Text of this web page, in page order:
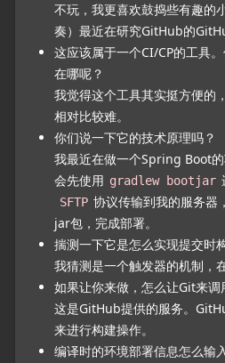
不玩，我更喜欢鼓捣些有趣的
奏）最近在研究GitHub的
这应该属于一个CI/CP的工具
在哪呢？
我觉得这个工具其实挺方便的
相对比较难。
你们说一下它的技术原理吗？
我最近在做一个Spring Boot
会先使用 gradlew bootjar
SFTP 协议传输到我的服务器
jar包，完成部署。
揣测一下它是怎么实现提交时
我猜测是一个触发器的机制，
如果让你来做，怎么让Git来调
这是GitHub提供的服务。
来进行构建操作。
编译时的环境部署信息怎么输